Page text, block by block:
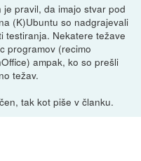
pravil, da imajo stvar pod
(K)Ubuntu so nadgrajevali
testiranja. Nekatere težave
programov (recimo
ampak, ko so prešli
težav.
tak kot piše v članku.